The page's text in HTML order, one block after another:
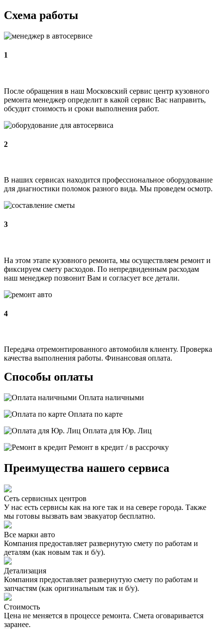
Схема работы
1
После обращения в наш Московский сервис центр кузовного
ремонта менеджер определит в какой сервис Вас направить,
обсудит стоимость и сроки выполнения работ.
2
В наших сервисах находится профессиональное оборудование
для диагностики поломок разного вида. Мы проведем осмотр.
3
На этом этапе кузовного ремонта, мы осуществляем ремонт и
фиксируем смету расходов. По непредвиденным расходам
наш менеджер позвонит Вам и согласует все детали.
4
Передача отремонтированного автомобиля клиенту. Проверка
качества выполнения работы. Финансовая оплата.
Способы оплаты
Оплата наличными
Оплата по карте
Оплата для Юр. Лиц
Ремонт в кредит / в рассрочку
Преимущества нашего сервиса
Сеть сервисных центров
У нас есть сервисы как на юге так и на севере города. Также
мы готовы вызвать вам эвакуатор бесплатно.
Все марки авто
Компания предоставляет развернутую смету по работам и
деталям (как новым так и б/у).
Детализация
Компания предоставляет развернутую смету по работам и
запчастям (как оригинальным так и б/у).
Стоимость
Цена не меняется в процессе ремонта. Смета оговаривается
заранее.